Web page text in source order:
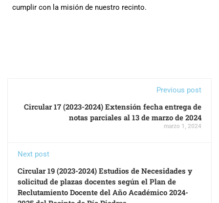
cumplir con la misión de nuestro recinto.
Previous post
Circular 17 (2023-2024) Extensión fecha entrega de
notas parciales al 13 de marzo de 2024
marzo 1, 2024
Next post
Circular 19 (2023-2024) Estudios de Necesidades y
solicitud de plazas docentes según el Plan de
Reclutamiento Docente del Año Académico 2024-